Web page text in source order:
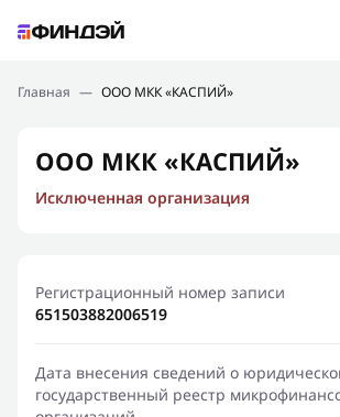
Подбор займа
Новости
Финансовое просвещение
Главная — ООО МКК «КАСПИЙ»
ООО МКК «КАСПИЙ»
Исключенная организация
Регистрационный номер записи
651503882006519
Дата внесения сведений о
государственный реестр
Ошибка:Контактная форма не найдена.
Спасибо, что написали нам
Мы свяжемся с Вами в ближайшее
результат
Отправить новый запрос